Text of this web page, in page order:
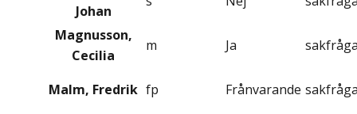
Johan
Magnusson,
Cecilia
m Ja
Malm, Fredrik fp Frånvarande